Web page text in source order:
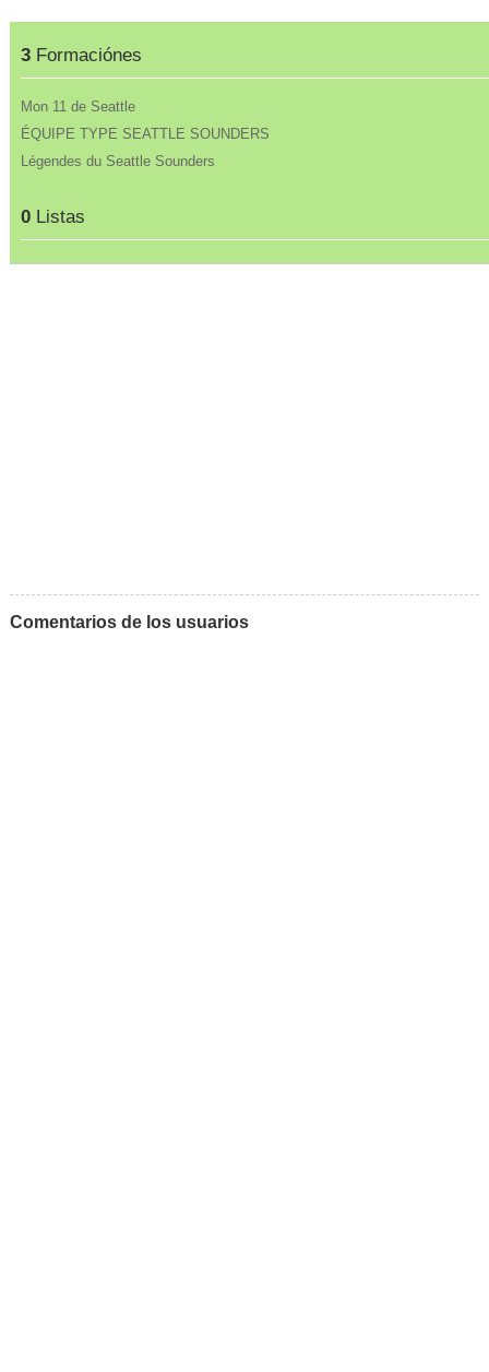
3Formaciónes
Mon 11 de Seattle
ÉQUIPE TYPE SEATTLE SOUNDERS
Légendes du Seattle Sounders
0Listas
Comentarios de los usuarios